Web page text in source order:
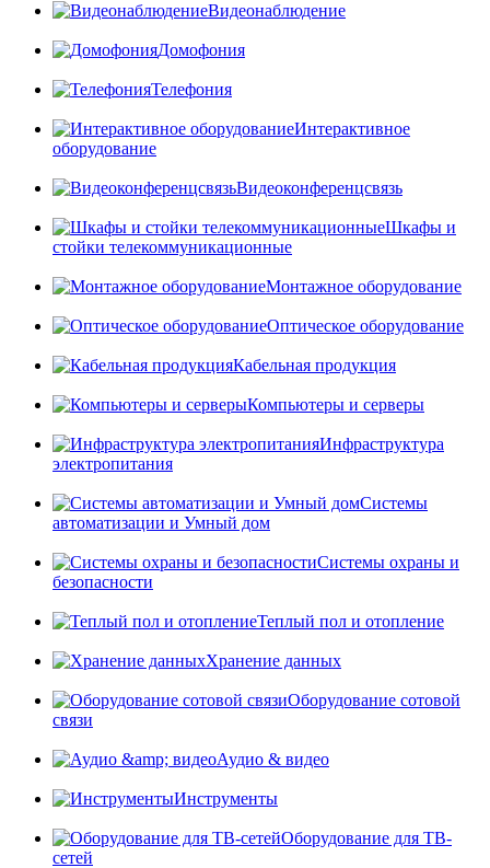
Видеонаблюдение
Домофония
Телефония
Интерактивное
оборудование
Видеоконференцсвязь
Шкафы и
стойки телекоммуникационные
Монтажное оборудование
Оптическое оборудование
Кабельная продукция
Компьютеры и серверы
Инфраструктура
электропитания
Системы
автоматизации и Умный дом
Системы охраны и
безопасности
Теплый пол и отопление
Хранение данных
Оборудование сотовой
связи
Аудио & видео
Инструменты
Оборудование для ТВ-
сетей